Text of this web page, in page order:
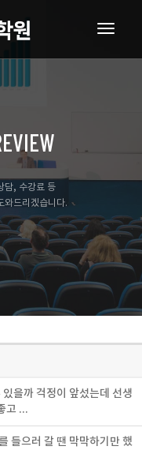
담, 수강료 등
와드리겠습니다.
을까 걱정이 앞섰는데 선생
고 ...
들으러 갈 땐 막막하기만 했